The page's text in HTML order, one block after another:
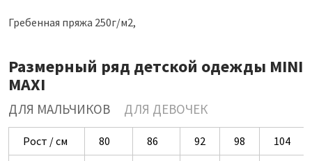
Гребенная пряжа 250г/м2,
Размерный ряд детской одежды MINI
MAXI
ДЛЯ МАЛЬЧИКОВ ДЛЯ ДЕВОЧЕК
Рост / см 80 86 92 98
104